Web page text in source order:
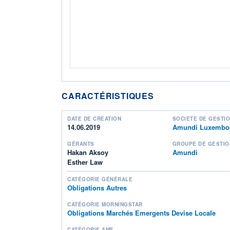
CARACTÉRISTIQUES
DATE DE CRÉATION
14.06.2019
SOCIÉTÉ DE
Amundi
GÉRANTS
Hakan Aksoy
Esther Law
GROUPE DE
Amundi
CATÉGORIE GÉNÉRALE
Obligations Autres
CATÉGORIE MORNINGSTAR
Obligations Marchés Emergents Devise Locale